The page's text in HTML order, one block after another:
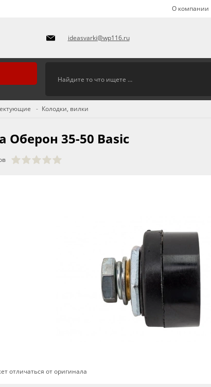
О компании
ideasvarki@wp116.ru
Колодки, вилки
Оберон 35-50 Basic
отличаться от оригинала